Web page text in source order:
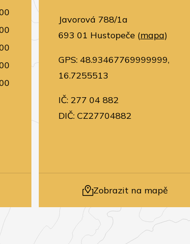
Javorová 788/1a
693 01 Hustopeče (mapa)
GPS: 48.93467769999999,
16.7255513
IČ: 277 04 882
DIČ: CZ27704882
Zobrazit na mapě